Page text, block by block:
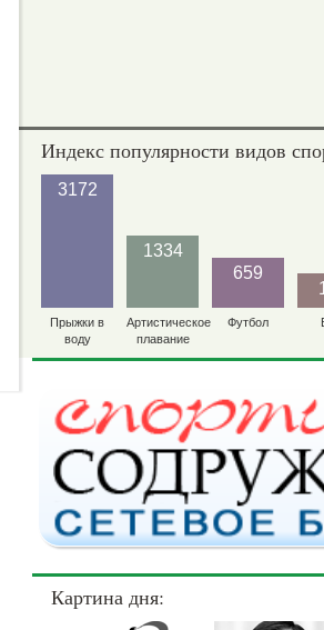
Индекс популярности видов
3172
Прыжки в
воду
1334
Артистическое
плавание
659
Футбол
Картина дня: